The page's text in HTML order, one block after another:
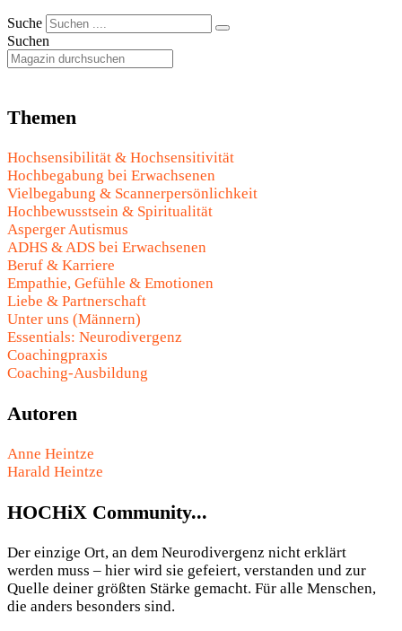
Suche
Suchen
Themen
Hochsensibilität & Hochsensitivität
Hochbegabung bei Erwachsenen
Vielbegabung & Scannerpersönlichkeit
Hochbewusstsein & Spiritualität
Asperger Autismus
ADHS & ADS bei Erwachsenen
Beruf & Karriere
Empathie, Gefühle & Emotionen
Liebe & Partnerschaft
Unter uns (Männern)
Essentials: Neurodivergenz
Coachingpraxis
Coaching-Ausbildung
Autoren
Anne Heintze
Harald Heintze
HOCHiX Community...
Der einzige Ort, an dem Neurodivergenz nicht erklärt
werden muss – hier wird sie gefeiert, verstanden und zur
Quelle deiner größten Stärke gemacht. Für alle Menschen,
die anders besonders sind.